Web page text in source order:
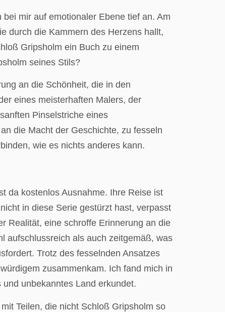
mir auf emotionaler Ebene tief an. Am
durch die Kammern des Herzens hallt,
Gripsholm ein Buch zu einem
seines Stils?
an die Schönheit, die in den
eines meisterhaften Malers, der
Pinselstriche eines
die Macht der Geschichte, zu fesseln
wie es nichts anderes kann.
da kostenlos Ausnahme. Ihre Reise ist
in diese Serie gestürzt hast, verpasst
Realität, eine schroffe Erinnerung an die
aufschlussreich als auch zeitgemäß, was
Trotz des fesselnden Ansatzes
zusammenkam. Ich fand mich in
unbekanntes Land erkundet.
Teilen, die nicht Schloß Gripsholm so